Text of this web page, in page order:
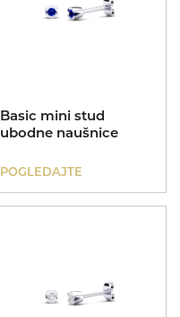
Basic mini stud
ubodne naušnice
POGLEDAJTE